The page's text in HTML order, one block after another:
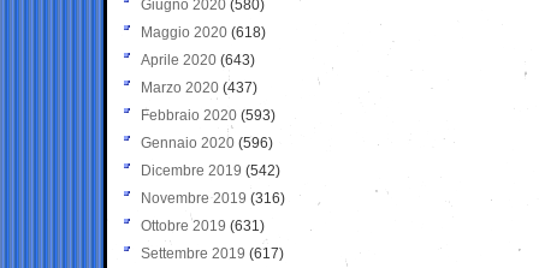
Giugno 2020 (580)
Maggio 2020 (618)
Aprile 2020 (643)
Marzo 2020 (437)
Febbraio 2020 (593)
Gennaio 2020 (596)
Dicembre 2019 (542)
Novembre 2019 (316)
Ottobre 2019 (631)
Settembre 2019 (617)